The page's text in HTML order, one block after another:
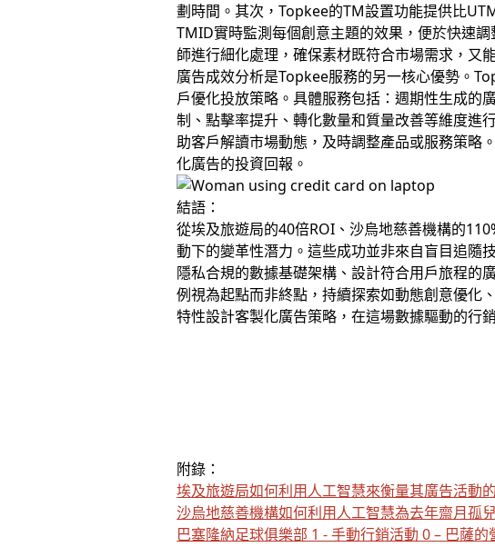
劃時間。其次，Topkee的TM設置功能提供比
TMID實時監測每個創意主題的效果，便於快速
師進行細化處理，確保素材既符合市場需求，又
廣告成效分析是Topkee服務的另一核心優勢。
戶優化投放策略。具體服務包括：週期性生成的
制、點擊率提升、轉化數量和質量改善等維度進
助客戶解讀市場動態，及時調整產品或服務策略
化廣告的投資回報。
結語：
從埃及旅遊局的40倍ROI、沙烏地慈善機構的
動下的變革性潛力。這些成功並非來自盲目追隨
隱私合規的數據基礎架構、設計符合用戶旅程的
例視為起點而非終點，持續探索如動態創意優化
特性設計客製化廣告策略，在這場數據驅動的行
附錄：
埃及旅遊局如何利用人工智慧來衡量其廣告活動
沙烏地慈善機構如何利用人工智慧為去年齋月孤
巴塞隆納足球俱樂部 1 - 手動行銷活動 0 – 巴薩